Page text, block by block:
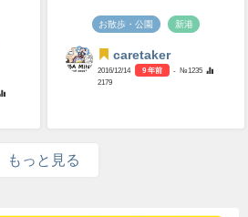
お散歩・公園 新港
caretaker
2016/12/14 9 年前
- №1235
2179
もっと見る